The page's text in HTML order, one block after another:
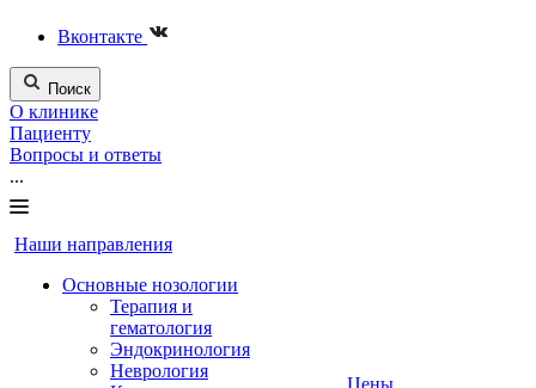
Вконтакте
Поиск
О клинике
Пациенту
Вопросы и ответы
...
Наши направления
Основные нозологии
Терапия и
гематология
Эндокринология
Неврология
Цены